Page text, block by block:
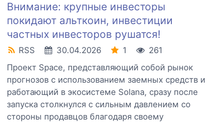
Внимание: крупные инвесторы
покидают альткоин, инвестиции
частных инвесторов рушатся!
RSS 30.04.2026 1
261
Проект Space, представляющий собой рынок
прогнозов с использованием заемных средств и
работающий в экосистеме Solana, сразу после
запуска столкнулся с сильным давлением со
стороны продавцов благодаря своему